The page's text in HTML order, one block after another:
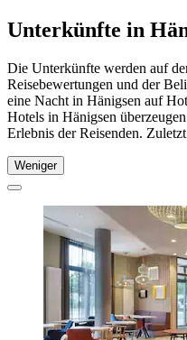
Unterkünfte in
Die Unterkünfte werden auf
Reisebewertungen und der
eine Nacht in Hänigsen auf
Hotels in Hänigsen
Erlebnis der Reisenden.
Weniger